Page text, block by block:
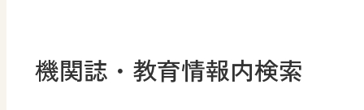
機関誌・教育情報内検索